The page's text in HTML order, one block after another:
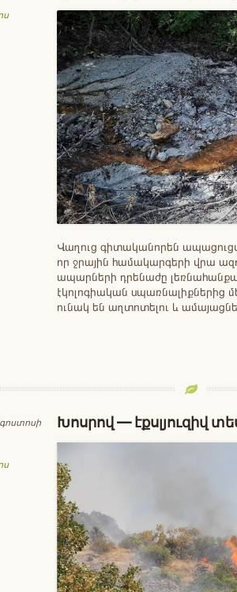
Վաղուց գիտականորեն
որ ջրային համակարգերի վրա
ապարների դրենաժը
էկոլոգիական սպառնալիքներից
ունակ են աղտոտելու և
Խոսրով — էքսլյուզիվ